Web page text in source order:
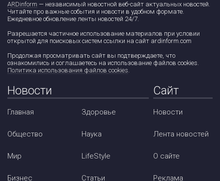
ARDinform — независимый новостной веб-сайт актуальных новостей.
Читайте про важные события и новости в удобном формате.
Ежедневное обновление ленты новостей 24/7.
Разрешается частичное использование материалов при условии
открытой для поисковых систем ссылки на сайт ardinform.com
Продолжая просматривать сайт вы подтверждаете, что
ознакомились и соглашаетесь на использование файлов cookies.
Политика использования файлов cookies.
Новости
Главная
Общество
Мир
Бизнес
Здоровье
Наука
LifeStyle
Статьи
Сайт
Новости
Лента новостей
О сайте
Реклама